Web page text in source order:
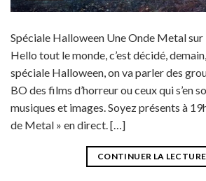
Spéciale Halloween Une Onde Metal
Hello tout le monde, c’est décidé,
spéciale Halloween, on va parler des
BO des films d’horreur ou ceux qui s’en
musiques et images. Soyez présents à
de Metal » en direct. […]
CONTINUER LA LECTURE